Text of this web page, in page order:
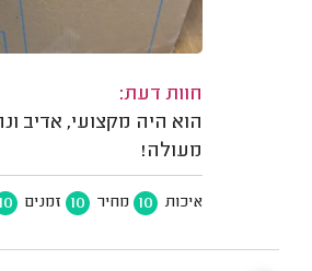
חוות דעת:
הוא היה מקצועי, אדיב
מעולה!
איכות 10 מחיר 10 זמנים 10